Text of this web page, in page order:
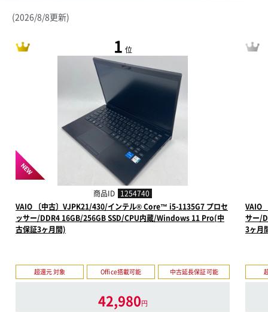
(2026/8/8更新)
1 位
NEW
商品ID 1254740
VAIO 〔中古〕VJPK21/430/インテル® Core™ i5-1135G7 プロセ
ッサー/DDR4 16GB/256GB SSD/CPU内蔵/Windows 11 Pro(中
古保証3ヶ月間)
超還元 対象 Office搭載可能 中古延長保証可能
42,980円
VAIO
サー/
3ヶ月